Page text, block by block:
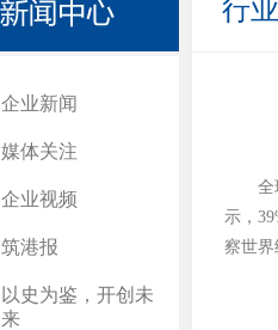
企业新闻
媒体关注
企业视频
筑港报
以史为鉴，开创未
来
行
全
示，
察世